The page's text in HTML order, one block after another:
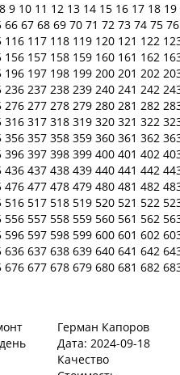
8 9 10 11 12 13 14 15 16 17 18 19
66 67 68 69 70 71 72 73 74 75 76
116 117 118 119 120 121 122
156 157 158 159 160 161 162
196 197 198 199 200 201 202
236 237 238 239 240 241 242
276 277 278 279 280 281 282
316 317 318 319 320 321 322
356 357 358 359 360 361 362
396 397 398 399 400 401 402
436 437 438 439 440 441 442
476 477 478 479 480 481 482
516 517 518 519 520 521 522
556 557 558 559 560 561 562
596 597 598 599 600 601 602
636 637 638 639 640 641 642
676 677 678 679 680 681 682
Герман Капоров
Дата: 2024-09-18
Качество